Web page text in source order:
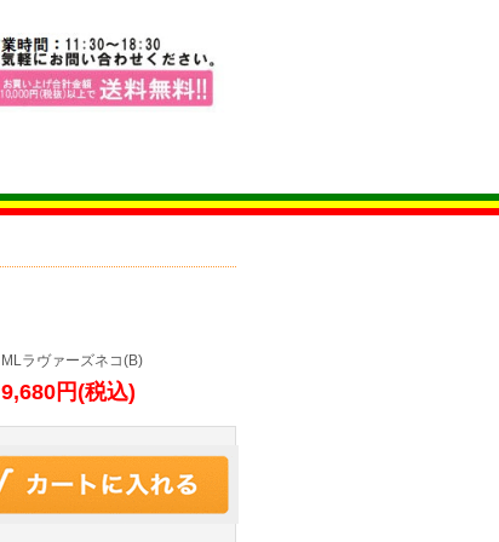
MLラヴァーズネコ(B)
9,680円(税込)